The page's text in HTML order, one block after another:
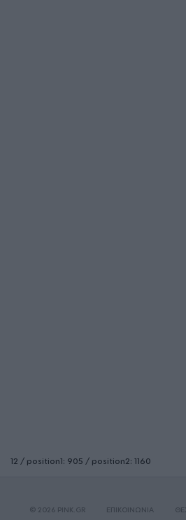
12 / position1: 905 / position2: 1160
© 2026 PINK.GR ΕΠΙΚΟΙΝΩΝΙΑ